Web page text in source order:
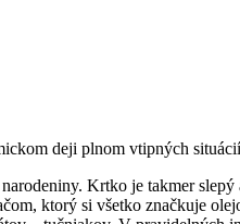
deji plnom vtipných
Krtko je takmer
ktorý si všetko značkuje